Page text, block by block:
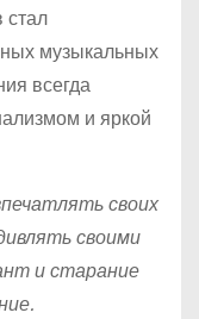
стал
музыкальных
всегда
и яркой
своих
своими
и старание